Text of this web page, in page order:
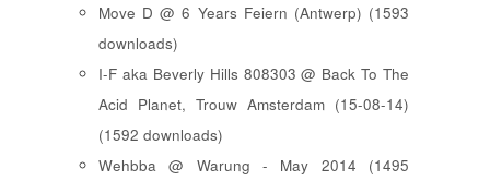
Move D @ 6 Years Feiern (Antwerp) (1593
downloads)
I-F aka Beverly Hills 808303 @ Back To The
Acid Planet, Trouw Amsterdam (15-08-14)
(1592 downloads)
Wehbba @ Warung - May 2014 (1495